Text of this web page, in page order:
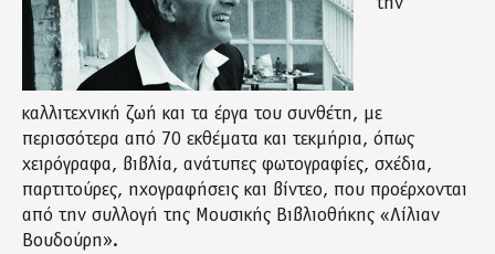
καλλιτεχνική ζωή και τα έργα του συνθέτη, με
περισσότερα από 70 εκθέματα και τεκμήρια, όπως
χειρόγραφα, βιβλία, ανάτυπες φωτογραφίες, σχέδια,
παρτιτούρες, ηχογραφήσεις και βίντεο, που προέρχονται
από την συλλογή της Μουσικής Βιβλιοθήκης «Λίλιαν
Βουδούρη».